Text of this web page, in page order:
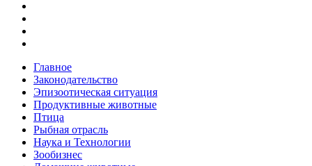
Главное
Законодательство
Эпизоотическая ситуация
Продуктивные животные
Птица
Рыбная отрасль
Наука и Технологии
Зообизнес